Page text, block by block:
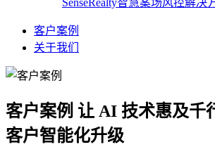
SenseRealty智慧案场风控解决
客户案例
关于我们
客户案例 让 AI 技术惠及千
客户智能化升级